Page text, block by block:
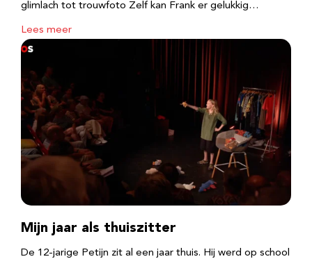
glimlach tot trouwfoto Zelf kan Frank er gelukkig…
Lees meer
Mijn jaar als thuiszitter
De 12-jarige Petijn zit al een jaar thuis. Hij werd op school